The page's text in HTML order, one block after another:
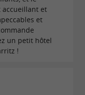
l’engagement
accueillant et
et
un petit hôtel
!